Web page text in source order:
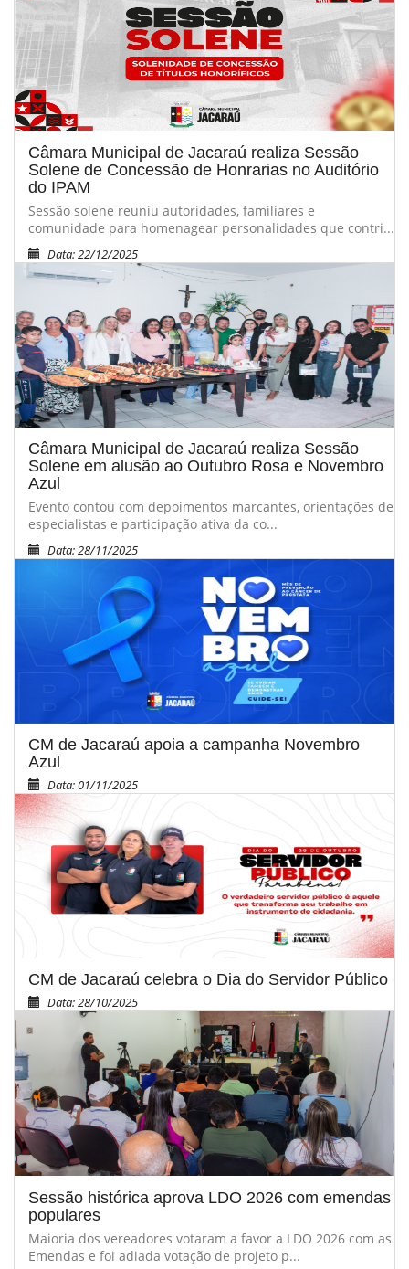
Câmara Municipal de Jacaraú realiza Sessão
Solene de Concessão de Honrarias no Auditório
do IPAM
Sessão solene reuniu autoridades, familiares e
comunidade para homenagear personalidades que contri...
Data: 22/12/2025
Câmara Municipal de Jacaraú realiza Sessão
Solene em alusão ao Outubro Rosa e Novembro
Azul
Evento contou com depoimentos marcantes, orientações de
especialistas e participação ativa da co...
Data: 28/11/2025
CM de Jacaraú apoia a campanha Novembro
Azul
Data: 01/11/2025
CM de Jacaraú celebra o Dia do Servidor Público
Data: 28/10/2025
Sessão histórica aprova LDO 2026 com emendas
populares
Maioria dos vereadores votaram a favor a LDO 2026 com as
Emendas e foi adiada votação de projeto p...